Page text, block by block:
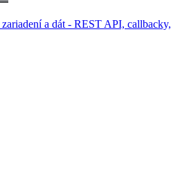
a dát - REST API, callbacky,